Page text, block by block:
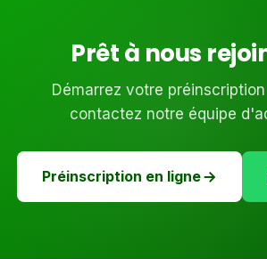
Prêt à nous
Démarrez votre
contactez notre équipe
Préinscription en ligne